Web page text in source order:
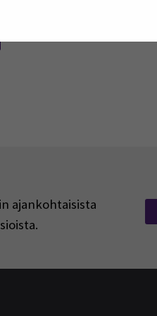
ajankohtaisista